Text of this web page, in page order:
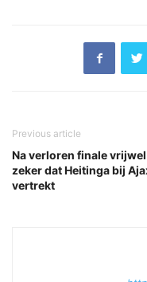
Previous article
Na verloren finale vrijwel
zeker dat Heitinga bij
vertrekt